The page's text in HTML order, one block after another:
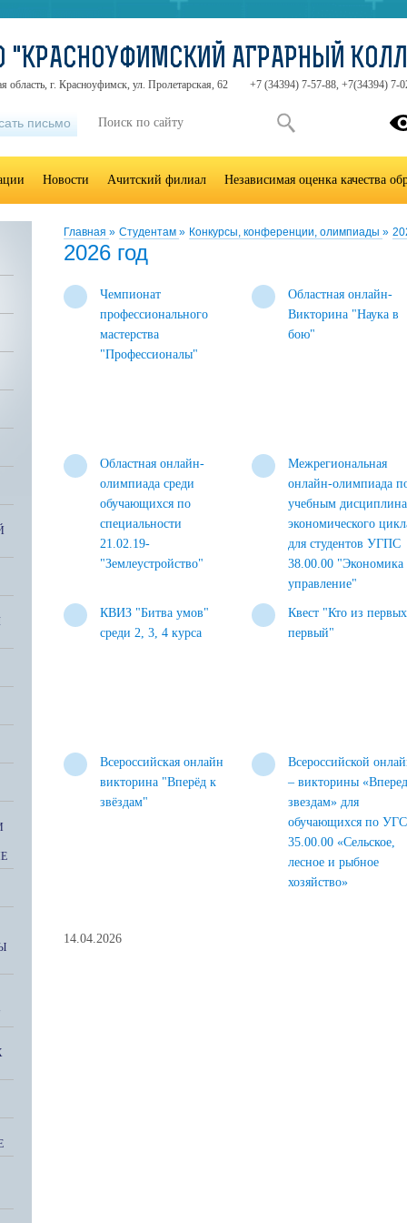
Главная » Студентам » Конкурсы, конференции, олимпиады »
2026 год
Чемпионат
профессионального
мастерства
"Профессионалы"
Областная онлайн-
Викторина "Наука в
бою"
Областная онлайн-
олимпиада среди
обучающихся по
специальности
21.02.19-
"Землеустройство"
Межрегиональная
онлайн-олимпиада
учебным
экономического
для студентов УГПС
38.00.00 "Экономика
управление"
КВИЗ "Битва умов"
среди 2, 3, 4 курса
Квест "Кто из
первый"
Всероссийская онлайн
викторина "Вперёд к
звёздам"
Всероссийской
– викторины
звездам» для
обучающихся по УГС
35.00.00 «Сельское,
лесное и рыбное
хозяйство»
14.04.2026
"КРАСНОУФИМСКИЙ АГРАРНЫЙ
область, г. Красноуфимск, ул. Пролетарская, 62 +7 (34394) 7-57-88, +7(34394) 7-
письмо
Новости Ачитский филиал Независимая оценка качества